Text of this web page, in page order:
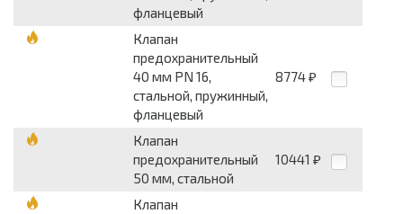
фланцевый
Клапан
предохранительный
40 мм PN 16,
стальной, пружинный,
фланцевый
8774 ₽
Клапан
предохранительный
50 мм, стальной
10441 ₽
Клапан